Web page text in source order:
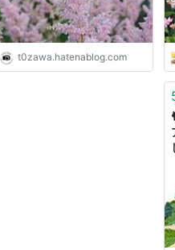
t0zawa.hatenablog.com